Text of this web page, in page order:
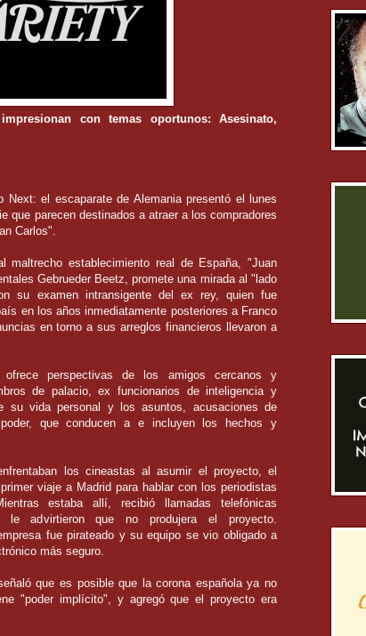
con temas oportunos: Asesinato,
Next: el escaparate de Alemania presentó el lunes
que parecen destinados a atraer a los compradores
Carlos".
maltrecho establecimiento real de España, "Juan
Gebrueder Beetz, promete una mirada al "lado
su examen intransigente del ex rey, quien fue
en los años inmediatamente posteriores a Franco
en torno a sus arreglos financieros llevaron a
perspectivas de los amigos cercanos y
de palacio, ex funcionarios de inteligencia y
su vida personal y los asuntos, acusaciones de
que conducen a e incluyen los hechos y
los cineastas al asumir el proyecto, el
viaje a Madrid para hablar con los periodistas
estaba allí, recibió llamadas telefónicas
le advirtieron que no produjera el proyecto.
fue pirateado y su equipo se vio obligado a
más seguro.
que es posible que la corona española ya no
"poder implícito", y agregó que el proyecto era